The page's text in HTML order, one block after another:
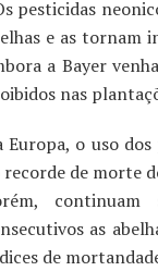
pesticidas
e as tornam
a Bayer
nas
Europa, o uso
recorde de morte
as
de